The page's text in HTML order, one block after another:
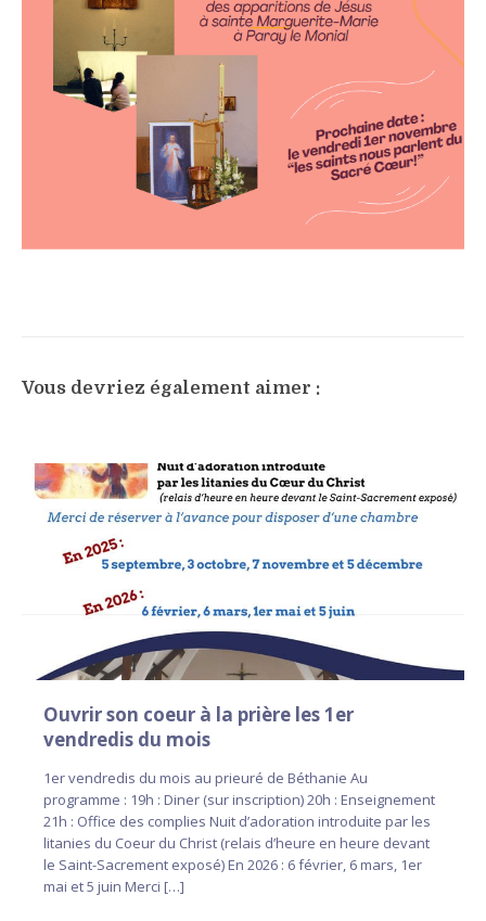
Vous devriez également aimer :
Ouvrir son coeur à la prière les 1er
vendredis du mois
1er vendredis du mois au prieuré de Béthanie Au
programme : 19h : Diner (sur inscription) 20h : Enseignement
21h : Office des complies Nuit d’adoration introduite par les
litanies du Coeur du Christ (relais d’heure en heure devant
le Saint-Sacrement exposé) En 2026 : 6 février, 6 mars, 1er
mai et 5 juin Merci […]